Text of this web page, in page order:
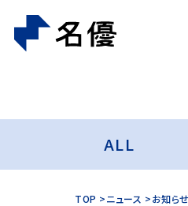
ALL
TOP ニュース お知らせ